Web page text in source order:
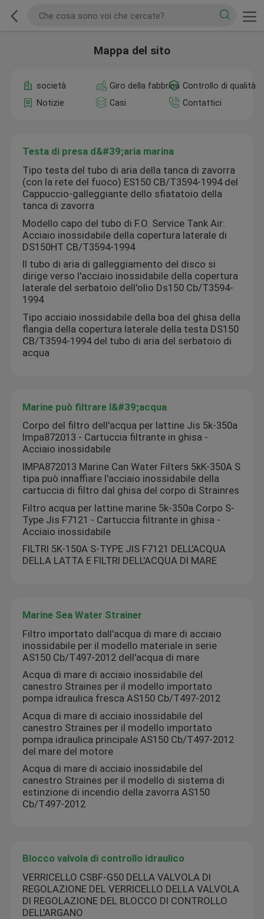
Mappa del sito
società Giro della fabbrica Controllo di qualità
Notizie
Casi Contattici
Testa di presa d&#39;aria marina
Tipo testa del tubo di aria della tanca di zavorra
(con la rete del fuoco) ES150 CB/T3594-1994 del
Cappuccio-galleggiante dello sfiatatoio della
tanca di zavorra
Modello capo del tubo di F.O. Service Tank Air:
Acciaio inossidabile della copertura laterale di
DS150HT CB/T3594-1994
Il tubo di aria di galleggiamento del disco si
dirige verso l'acciaio inossidabile della copertura
laterale del serbatoio dell'olio Ds150 Cb/T3594-
1994
Tipo acciaio inossidabile della boa del ghisa della
flangia della copertura laterale della testa DS150
CB/T3594-1994 del tubo di aria del serbatoio di
acqua
Marine può filtrare l&#39;acqua
Corpo del filtro dell'acqua per lattine Jis 5k-350a
Impa872013 - Cartuccia filtrante in ghisa -
Acciaio inossidabile
IMPA872013 Marine Can Water Filters 5kK-350A S
tipa può innaffiare l'acciaio inossidabile della
cartuccia di filtro dal ghisa del corpo di Strainres
Filtro acqua per lattine marine 5k-350a Corpo S-
Type Jis F7121 - Cartuccia filtrante in ghisa -
Acciaio inossidabile
FILTRI 5K-150A S-TYPE JIS F7121 DELL'ACQUA
DELLA LATTA E FILTRI DELL'ACQUA DI MARE
Marine Sea Water Strainer
Filtro importato dall'acqua di mare di acciaio
inossidabile per il modello materiale in serie
AS150 Cb/T497-2012 dell'acqua di mare
Acqua di mare di acciaio inossidabile del
canestro Straines per il modello importato
pompa idraulica fresca AS150 Cb/T497-2012
Acqua di mare di acciaio inossidabile del
canestro Straines per il modello importato
pompa idraulica principale AS150 Cb/T497-2012
del mare del motore
Acqua di mare di acciaio inossidabile del
canestro Straines per il modello di sistema di
estinzione di incendio della zavorra AS150
Cb/T497-2012
Blocco valvola di controllo idraulico
VERRICELLO CSBF-G50 DELLA VALVOLA DI
REGOLAZIONE DEL VERRICELLO DELLA VALVOLA
DI REGOLAZIONE DEL BLOCCO DI CONTROLLO
DELL'ARGANO